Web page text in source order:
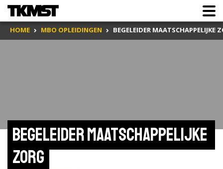
HOME MBO OPLEIDINGEN BEGELEIDER MAATSCHAPPELIJKE
Begeleider maatschappelijke
zorg